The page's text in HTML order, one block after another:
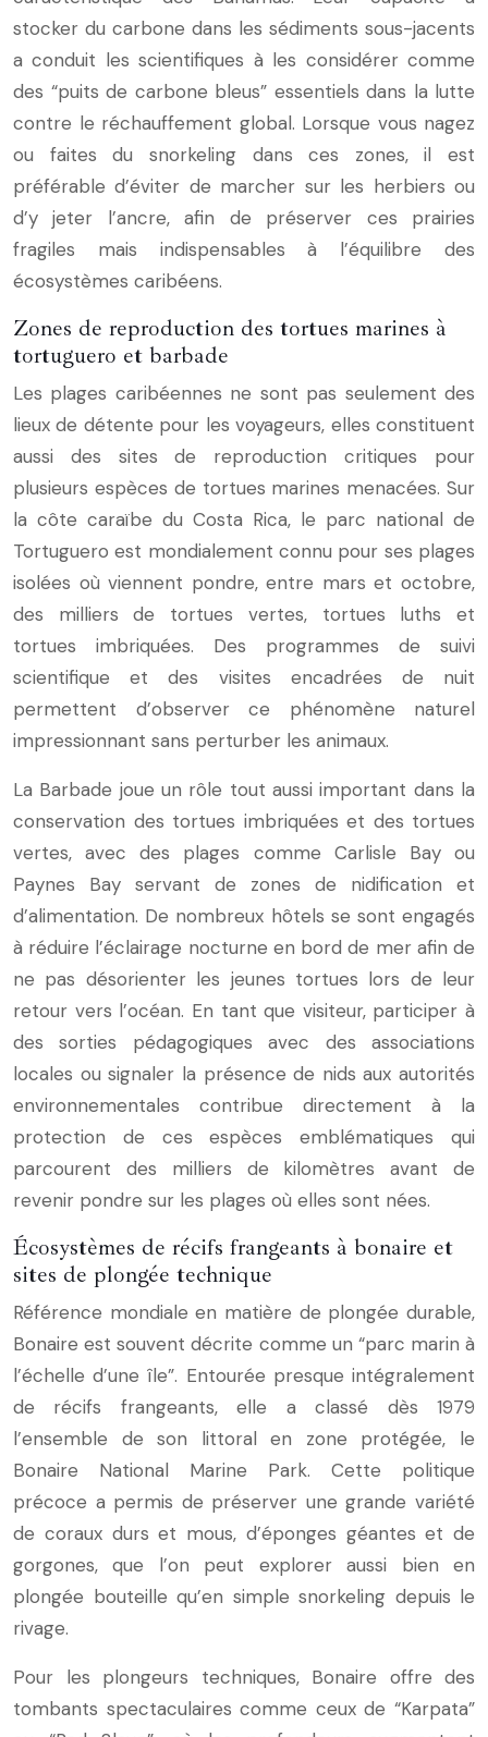
stocker du carbone dans les sédiments sous-jacents
a conduit les scientifiques à les considérer comme
des “puits de carbone bleus” essentiels dans la lutte
contre le réchauffement global. Lorsque vous nagez
ou faites du snorkeling dans ces zones, il est
préférable d’éviter de marcher sur les herbiers ou
d’y jeter l’ancre, afin de préserver ces prairies
fragiles mais indispensables à l’équilibre des
écosystèmes caribéens.
Zones de reproduction des tortues marines à
tortuguero et barbade
Les plages caribéennes ne sont pas seulement des
lieux de détente pour les voyageurs, elles constituent
aussi des sites de reproduction critiques pour
plusieurs espèces de tortues marines menacées. Sur
la côte caraïbe du Costa Rica, le parc national de
Tortuguero est mondialement connu pour ses plages
isolées où viennent pondre, entre mars et octobre,
des milliers de tortues vertes, tortues luths et
tortues imbriquées. Des programmes de suivi
scientifique et des visites encadrées de nuit
permettent d’observer ce phénomène naturel
impressionnant sans perturber les animaux.
La Barbade joue un rôle tout aussi important dans la
conservation des tortues imbriquées et des tortues
vertes, avec des plages comme Carlisle Bay ou
Paynes Bay servant de zones de nidification et
d’alimentation. De nombreux hôtels se sont engagés
à réduire l’éclairage nocturne en bord de mer afin de
ne pas désorienter les jeunes tortues lors de leur
retour vers l’océan. En tant que visiteur, participer à
des sorties pédagogiques avec des associations
locales ou signaler la présence de nids aux autorités
environnementales contribue directement à la
protection de ces espèces emblématiques qui
parcourent des milliers de kilomètres avant de
revenir pondre sur les plages où elles sont nées.
Écosystèmes de récifs frangeants à bonaire et
sites de plongée technique
Référence mondiale en matière de plongée durable,
Bonaire est souvent décrite comme un “parc marin à
l’échelle d’une île”. Entourée presque intégralement
de récifs frangeants, elle a classé dès 1979
l’ensemble de son littoral en zone protégée, le
Bonaire National Marine Park. Cette politique
précoce a permis de préserver une grande variété
de coraux durs et mous, d’éponges géantes et de
gorgones, que l’on peut explorer aussi bien en
plongée bouteille qu’en simple snorkeling depuis le
rivage.
Pour les plongeurs techniques, Bonaire offre des
tombants spectaculaires comme ceux de “Karpata”